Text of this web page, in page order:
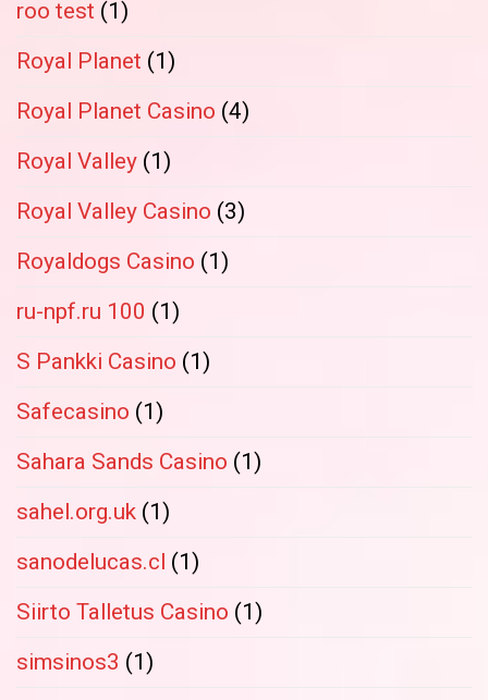
roo test (1)
Royal Planet (1)
Royal Planet Casino (4)
Royal Valley (1)
Royal Valley Casino (3)
Royaldogs Casino (1)
ru-npf.ru 100 (1)
S Pankki Casino (1)
Safecasino (1)
Sahara Sands Casino (1)
sahel.org.uk (1)
sanodelucas.cl (1)
Siirto Talletus Casino (1)
simsinos3 (1)